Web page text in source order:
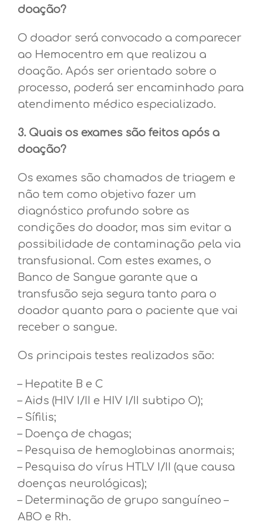
doação?
O doador será convocado a comparecer
ao Hemocentro em que realizou a
doação. Após ser orientado sobre o
processo, poderá ser encaminhado para
atendimento médico especializado.
3. Quais os exames são feitos após a
doação?
Os exames são chamados de triagem e
não tem como objetivo fazer um
diagnóstico profundo sobre as
condições do doador, mas sim evitar a
possibilidade de contaminação pela via
transfusional. Com estes exames, o
Banco de Sangue garante que a
transfusão seja segura tanto para o
doador quanto para o paciente que vai
receber o sangue.
Os principais testes realizados são:
– Hepatite B e C
– Aids (HIV I/II e HIV I/II subtipo O);
– Sífilis;
– Doença de chagas;
– Pesquisa de hemoglobinas anormais;
– Pesquisa do vírus HTLV I/II (que causa
doenças neurológicas);
– Determinação de grupo sanguíneo –
ABO e Rh.